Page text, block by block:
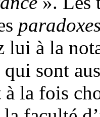
lui à la
sont
la fois